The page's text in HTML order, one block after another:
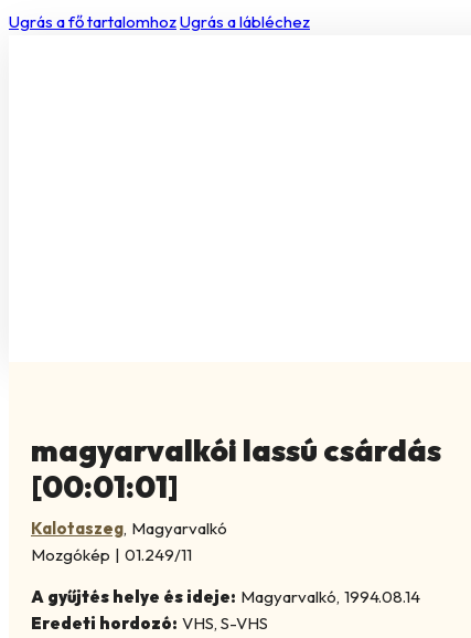
Ugrás a fő tartalomhozUgrás a lábléchez
magyarvalkói lassú csárdás
[00:01:01]
Kalotaszeg, Magyarvalkó
Mozgókép | 01.249/11
A gyűjtés helye és ideje: Magyarvalkó, 1994.08.14
Eredeti hordozó: VHS, S-VHS